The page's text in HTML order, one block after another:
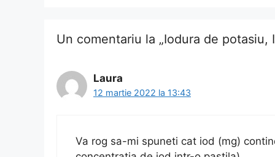
Un comentariu la „Iodura de potasiu,
Laura
12 martie 2022 la 13:43
Va rog sa-mi spuneti cat iod (mg)